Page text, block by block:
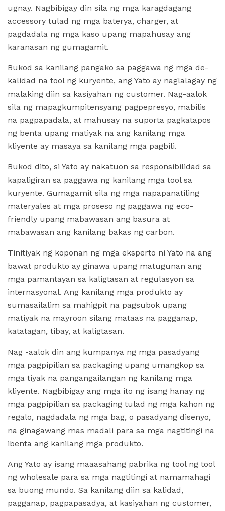
ugnay. Nagbibigay din sila ng mga karagdagang
accessory tulad ng mga baterya, charger, at
pagdadala ng mga kaso upang mapahusay ang
karanasan ng gumagamit.
Bukod sa kanilang pangako sa paggawa ng mga de-
kalidad na tool ng kuryente, ang Yato ay naglalagay ng
malaking diin sa kasiyahan ng customer. Nag-aalok
sila ng mapagkumpitensyang pagpepresyo, mabilis
na pagpapadala, at mahusay na suporta pagkatapos
ng benta upang matiyak na ang kanilang mga
kliyente ay masaya sa kanilang mga pagbili.
Bukod dito, si Yato ay nakatuon sa responsibilidad sa
kapaligiran sa paggawa ng kanilang mga tool sa
kuryente. Gumagamit sila ng mga napapanatiling
materyales at mga proseso ng paggawa ng eco-
friendly upang mabawasan ang basura at
mabawasan ang kanilang bakas ng carbon.
Tinitiyak ng koponan ng mga eksperto ni Yato na ang
bawat produkto ay ginawa upang matugunan ang
mga pamantayan sa kaligtasan at regulasyon sa
internasyonal. Ang kanilang mga produkto ay
sumasailalim sa mahigpit na pagsubok upang
matiyak na mayroon silang mataas na pagganap,
katatagan, tibay, at kaligtasan.
Nag -aalok din ang kumpanya ng mga pasadyang
mga pagpipilian sa packaging upang umangkop sa
mga tiyak na pangangailangan ng kanilang mga
kliyente. Nagbibigay ang mga ito ng isang hanay ng
mga pagpipilian sa packaging tulad ng mga kahon ng
regalo, nagdadala ng mga bag, o pasadyang disenyo,
na ginagawang mas madali para sa mga nagtitingi na
ibenta ang kanilang mga produkto.
Ang Yato ay isang maaasahang pabrika ng tool ng tool
ng wholesale para sa mga nagtitingi at namamahagi
sa buong mundo. Sa kanilang diin sa kalidad,
pagganap, pagpapasadya, at kasiyahan ng customer,